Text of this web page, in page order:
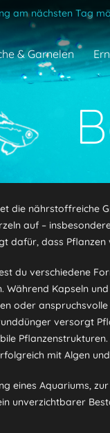
am nächsten Tag
& Garnelen
die nährstoffreiche
auf –
dafür, dass
du verschiedene
Während Kapseln
oder
versorgt
mit Algen
eines Aquariums,
unverzichtbarer